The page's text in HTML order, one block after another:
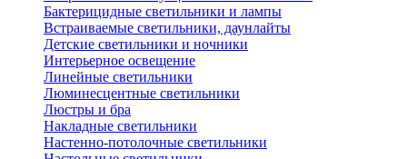
Бактерицидные светильники и лампы
Встраиваемые светильники, даунлайты
Детские светильники и ночники
Интерьерное освещение
Линейные светильники
Люминесцентные светильники
Люстры и бра
Накладные светильники
Настенно-потолочные светильники